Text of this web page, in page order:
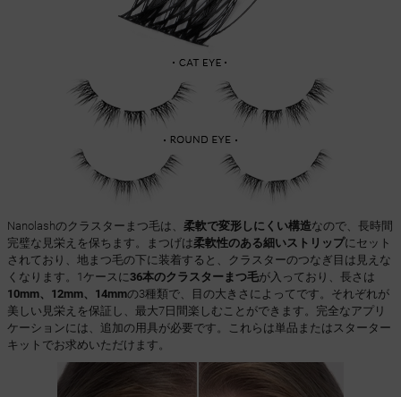
Nanolashのクラスターまつ毛は、 柔軟で変形しにくい構造なので、長時間
完璧な見栄えを保ちます。まつげは柔軟性のある細いストリップにセット
されており、地まつ毛の下に装着すると、クラスターのつなぎ目は見えな
くなります。1ケースに36本のクラスターまつ毛が入っており、長さは
10mm、12mm、14mmの3種類で、目の大きさによって です。それぞれが
美しい見栄えを保証し、最大7日間楽しむことができます。完全なアプリ
ケーションには、追加の用具が必要です。これらは単品またはスターター
キットでお求めいただけます。